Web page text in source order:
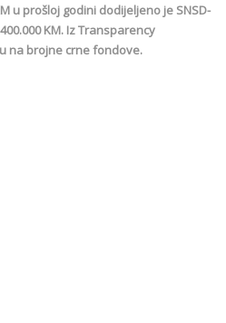
u prošloj godini dodijeljeno je SNSD-
KM. Iz Transparency
na brojne crne fondove.